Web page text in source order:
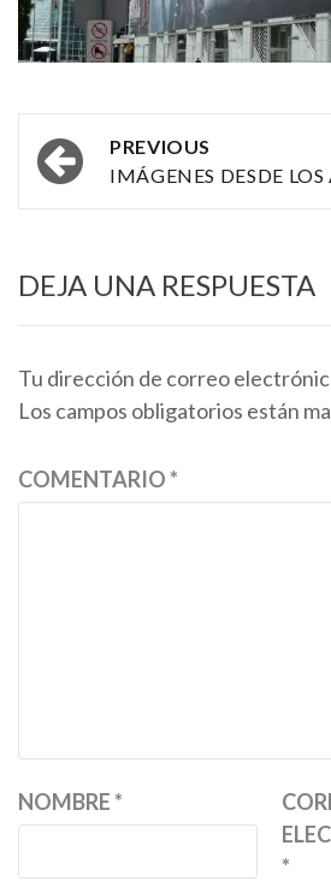
Post
navigation
PREVIOUS
IMÁGENES DESDE LOS
DEJA UNA RESPUESTA
Tu dirección de correo
Los campos obligatorios están
COMENTARIO*
NOMBRE*
*